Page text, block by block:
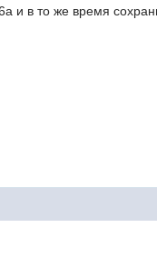
и в то же время